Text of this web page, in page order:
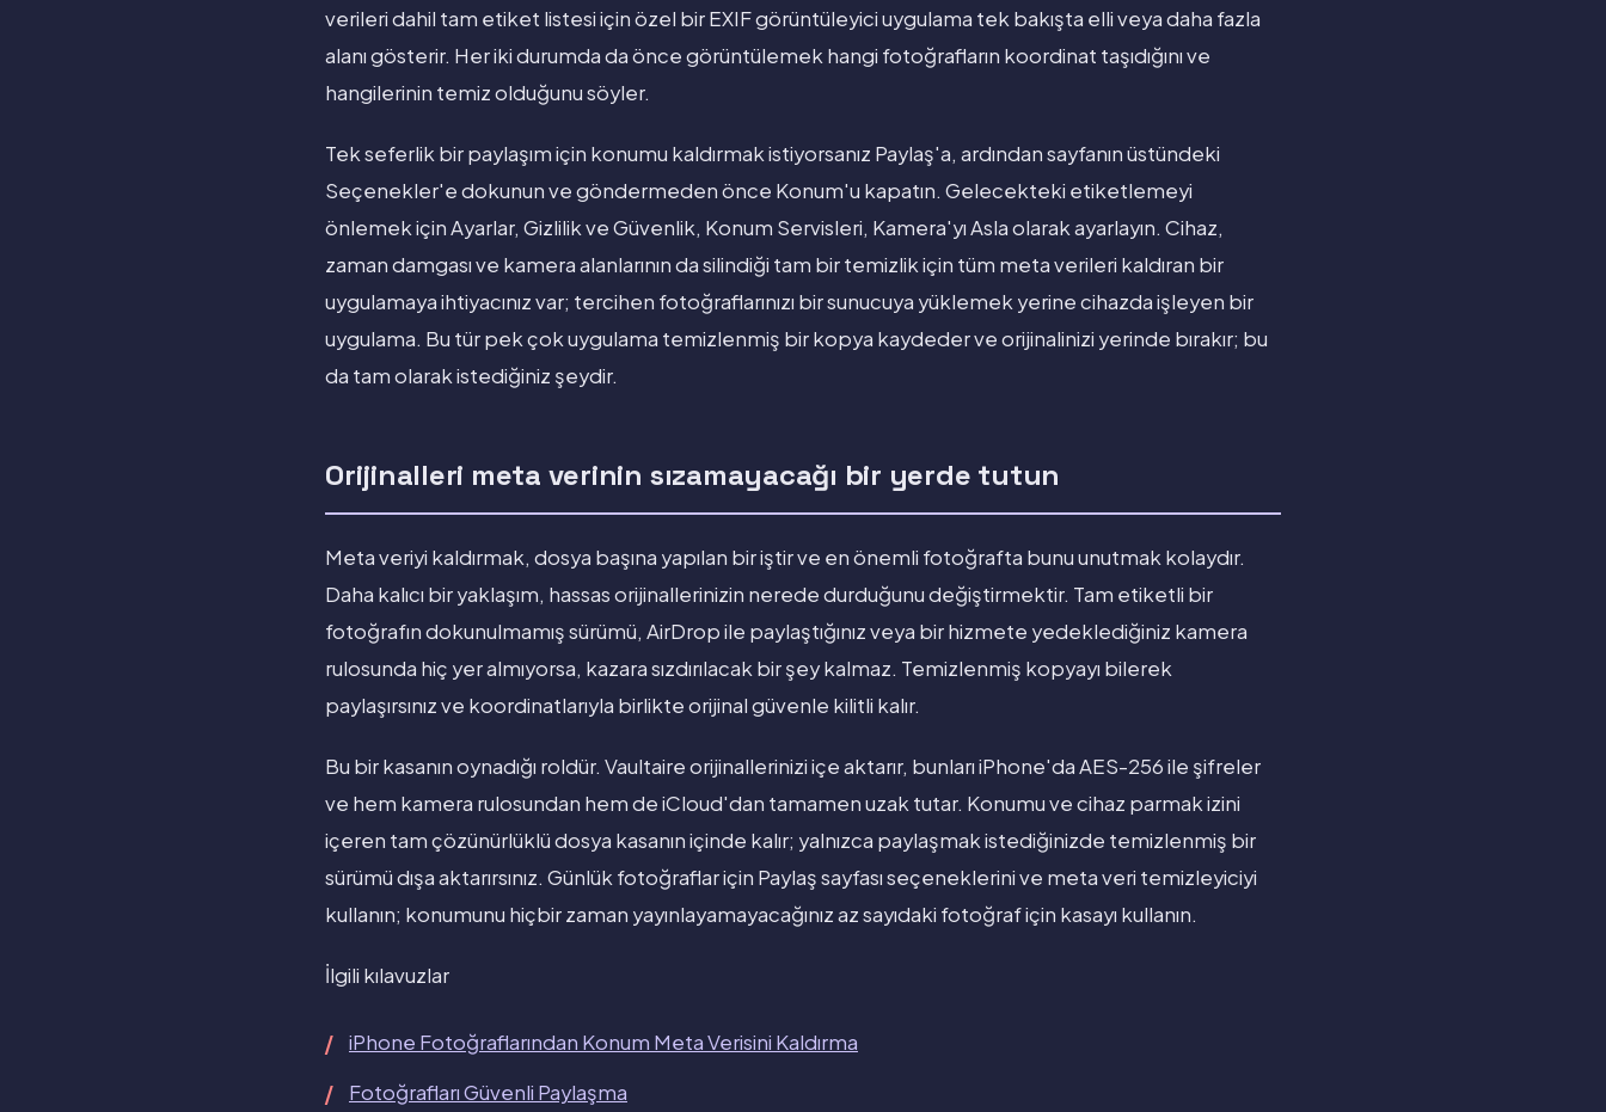
verileri dahil tam etiket listesi için özel bir EXIF görüntüleyici uygulama tek bakışta elli veya daha fazla
alanı gösterir. Her iki durumda da önce görüntülemek hangi fotoğrafların koordinat taşıdığını ve
hangilerinin temiz olduğunu söyler.
Tek seferlik bir paylaşım için konumu kaldırmak istiyorsanız Paylaş'a, ardından sayfanın üstündeki
Seçenekler'e dokunun ve göndermeden önce Konum'u kapatın. Gelecekteki etiketlemeyi
önlemek için Ayarlar, Gizlilik ve Güvenlik, Konum Servisleri, Kamera'yı Asla olarak ayarlayın. Cihaz,
zaman damgası ve kamera alanlarının da silindiği tam bir temizlik için tüm meta verileri kaldıran bir
uygulamaya ihtiyacınız var; tercihen fotoğraflarınızı bir sunucuya yüklemek yerine cihazda işleyen bir
uygulama. Bu tür pek çok uygulama temizlenmiş bir kopya kaydeder ve orijinalinizi yerinde bırakır; bu
da tam olarak istediğiniz şeydir.
Orijinalleri meta verinin sızamayacağı bir yerde tutun
Meta veriyi kaldırmak, dosya başına yapılan bir iştir ve en önemli fotoğrafta bunu unutmak kolaydır.
Daha kalıcı bir yaklaşım, hassas orijinallerinizin nerede durduğunu değiştirmektir. Tam etiketli bir
fotoğrafın dokunulmamış sürümü, AirDrop ile paylaştığınız veya bir hizmete yedeklediğiniz kamera
rulosunda hiç yer almıyorsa, kazara sızdırılacak bir şey kalmaz. Temizlenmiş kopyayı bilerek
paylaşırsınız ve koordinatlarıyla birlikte orijinal güvenle kilitli kalır.
Bu bir kasanın oynadığı roldür. Vaultaire orijinallerinizi içe aktarır, bunları iPhone'da AES-256 ile şifreler
ve hem kamera rulosundan hem de iCloud'dan tamamen uzak tutar. Konumu ve cihaz parmak izini
içeren tam çözünürlüklü dosya kasanın içinde kalır; yalnızca paylaşmak istediğinizde temizlenmiş bir
sürümü dışa aktarırsınız. Günlük fotoğraflar için Paylaş sayfası seçeneklerini ve meta veri temizleyiciyi
kullanın; konumunu hiçbir zaman yayınlayamayacağınız az sayıdaki fotoğraf için kasayı kullanın.
İlgili kılavuzlar
iPhone Fotoğraflarından Konum Meta Verisini Kaldırma
Fotoğrafları Güvenli Paylaşma